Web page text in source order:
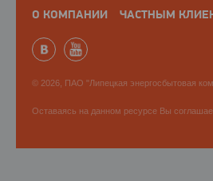
О КОМПАНИИ ЧАСТНЫМ
© 2026, ПАО "Липецкая энергосбытовая
Оставаясь на данном ресурсе Вы